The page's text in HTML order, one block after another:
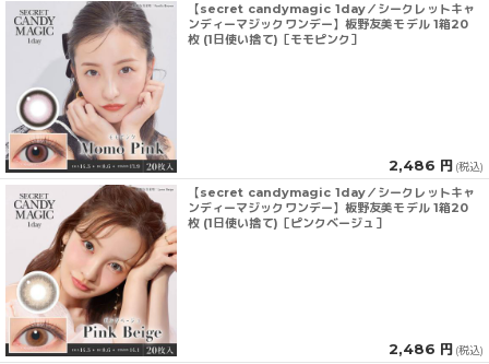
【secret candymagic 1day／シークレットキャ
ンディーマジックワンデー】板野友美モデル 1箱20
枚 (1日使い捨て)［モモピンク］
2,486 円 (税込)
【secret candymagic 1day／シークレットキャ
ンディーマジックワンデー】板野友美モデル 1箱20
枚 (1日使い捨て)［ピンクベージュ］
2,486 円 (税込)